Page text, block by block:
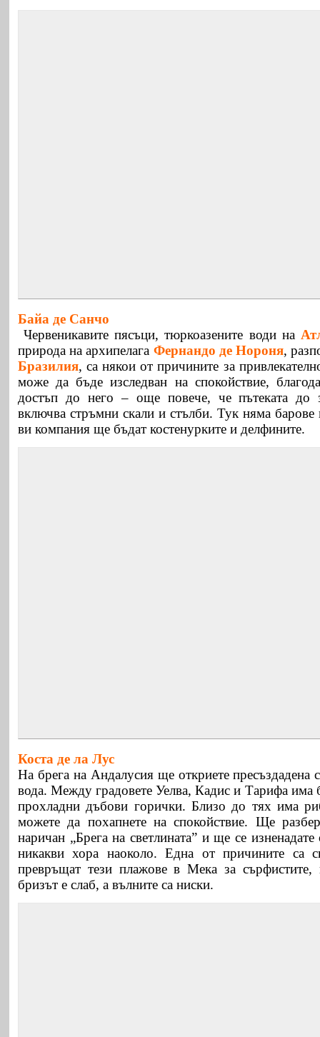
Байа де Санчо
Червеникавите пясъци, тюркоазените води на
природа на архипелага Фернандо де Нороня,
Бразилия, са някои от причините за
може да бъде изследван на спокойствие,
достъп до него – още повече, че пътеката до
включва стръмни скали и стълби. Тук няма барове
ви компания ще бъдат костенурките и делфините.
Коста де ла Лус
На брега на Андалусия ще откриете пресъздадена
вода. Между градовете Уелва, Кадис и Тарифа има
прохладни дъбови горички. Близо до тях има
можете да похапнете на спокойствие. Ще
наричан „Брега на светлината” и ще се
никакви хора наоколо. Една от причините са
превръщат тези плажове в Мека за
бризът е слаб, а вълните са ниски.